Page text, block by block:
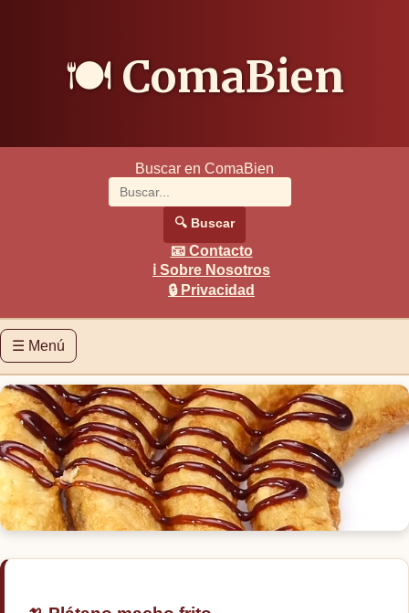
🍽️ ComaBien
Buscar en ComaBien
🔍 Buscar
📧Contacto
ℹ️ Sobre Nosotros
🔒Privacidad
☰ Menú
🏠
🍛
🍷
🥗